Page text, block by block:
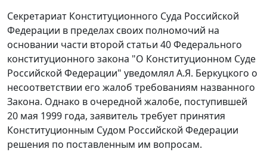
Секретариат Конституционного Суда Российской
Федерации в пределах своих полномочий на
основании части второй статьи 40Федерального
конституционного закона "О Конституционном Суде
Российской Федерации" уведомлял А.Я. Беркуцкого о
несоответствии его жалоб требованиям названного
Закона. Однако в очередной жалобе, поступившей
20 мая 1999 года, заявитель требует принятия
Конституционным Судом Российской Федерации
решения по поставленным им вопросам.